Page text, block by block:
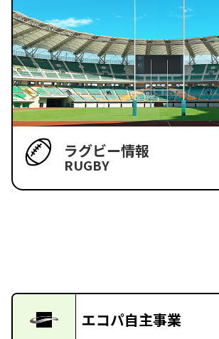
ラグビー情報
RUGBY
エコパ自主事業